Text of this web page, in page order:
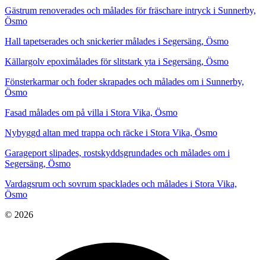
Gästrum renoverades och målades för fräschare intryck i Sunnerby,
Ösmo
Hall tapetserades och snickerier målades i Segersäng, Ösmo
Källargolv epoximålades för slitstark yta i Segersäng, Ösmo
Fönsterkarmar och foder skrapades och målades om i Sunnerby,
Ösmo
Fasad målades om på villa i Stora Vika, Ösmo
Nybyggd altan med trappa och räcke i Stora Vika, Ösmo
Garageport slipades, rostskyddsgrundades och målades om i
Segersäng, Ösmo
Vardagsrum och sovrum spacklades och målades i Stora Vika,
Ösmo
© 2026